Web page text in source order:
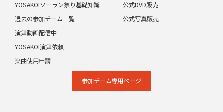
YOSAKOIソーラン祭り基礎知識
過去の参加チーム一覧
演舞動画配信中
公式DVD販売
公式写真販売
YOSAKOI演舞依頼
楽曲使用申請
参加チーム専⽤ページ